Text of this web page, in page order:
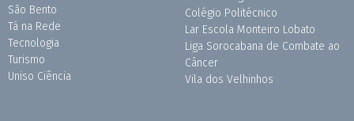
São Bento
Tá na Rede
Tecnologia
Turismo
Uniso Ciência
Colégio Politécnico
Lar Escola Monteiro Lobato
Liga Sorocabana de Combate ao
Câncer
Vila dos Velhinhos